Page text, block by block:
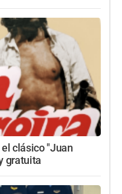
clásico "Juan
gratuita